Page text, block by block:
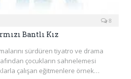
8
Bantlı Kız
sürdüren tiyatro ve drama
çocukların sahnelemesi
çalışan eğitmenlere örnek…